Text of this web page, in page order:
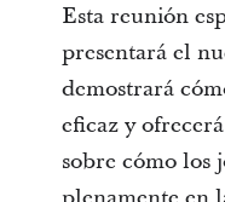
Esta reunión
presentará el
demostrará
eficaz y
sobre cómo los